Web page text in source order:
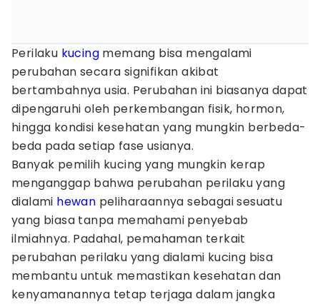
Perilaku kucing memang bisa mengalami
perubahan secara signifikan akibat
bertambahnya usia. Perubahan ini biasanya dapat
dipengaruhi oleh perkembangan fisik, hormon,
hingga kondisi kesehatan yang mungkin berbeda-
beda pada setiap fase usianya.
Banyak pemilih kucing yang mungkin kerap
menganggap bahwa perubahan perilaku yang
dialami hewan peliharaannya sebagai sesuatu
yang biasa tanpa memahami penyebab
ilmiahnya. Padahal, pemahaman terkait
perubahan perilaku yang dialami kucing bisa
membantu untuk memastikan kesehatan dan
kenyamanannya tetap terjaga dalam jangka